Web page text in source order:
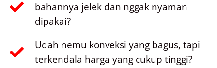
bahannya jelek dan nggak nyaman
dipakai?
Udah nemu konveksi yang bagus, tapi
terkendala harga yang cukup tinggi?